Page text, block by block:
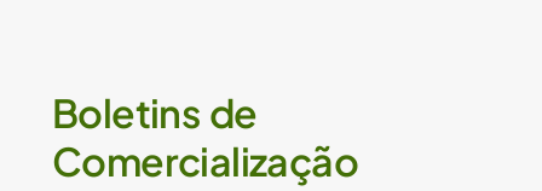
Boletins de
Comercialização